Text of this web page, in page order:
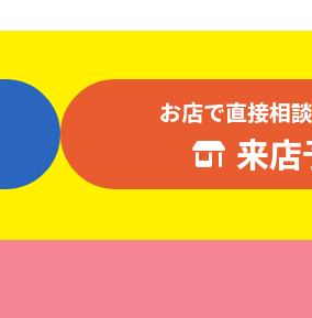
お店で直接相
来店